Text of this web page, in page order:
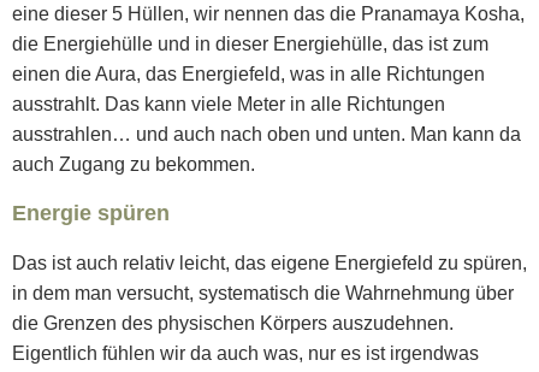
eine dieser 5 Hüllen, wir nennen das die Pranamaya Kosha,
die Energiehülle und in dieser Energiehülle, das ist zum
einen die Aura, das Energiefeld, was in alle Richtungen
ausstrahlt. Das kann viele Meter in alle Richtungen
ausstrahlen… und auch nach oben und unten. Man kann da
auch Zugang zu bekommen.
Energie spüren
Das ist auch relativ leicht, das eigene Energiefeld zu spüren,
in dem man versucht, systematisch die Wahrnehmung über
die Grenzen des physischen Körpers auszudehnen.
Eigentlich fühlen wir da auch was, nur es ist irgendwas